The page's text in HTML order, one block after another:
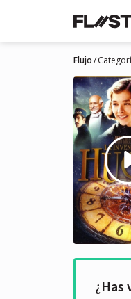
Flujo
¿Has